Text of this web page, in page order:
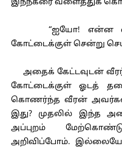
இந்நகரை வளைத்துக்
“ஐயோ! என்ன
கோட்டைக்குள் சென்று
அதைக் கேட்டவுடன்
கோட்டைக்குள் ஓடத்
கொணர்ந்த வீரன்
இது? முதலில் இந்த
அப்புறம்
அறிவிப்போம்.